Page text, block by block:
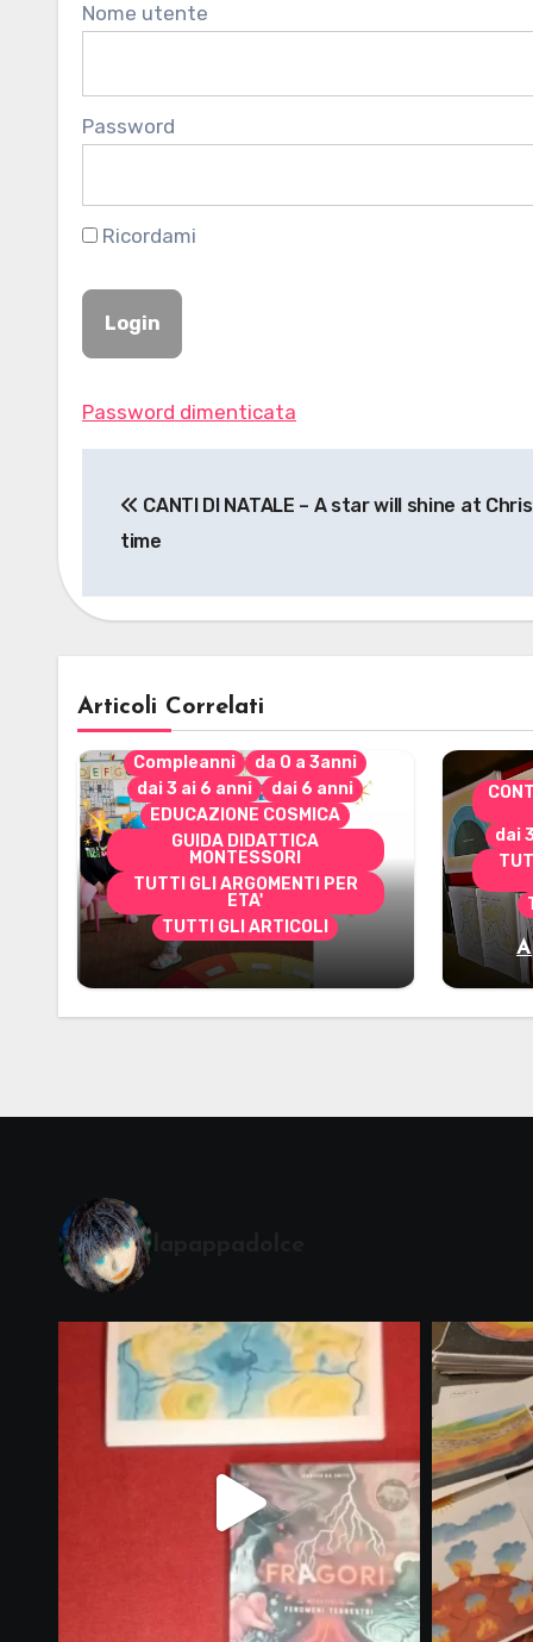
Nome utente
Password
Ricordami
Password dimenticata
articoli
CANTI DI NATALE – A star will shine at
time
Articoli Correlati
Compleanni
da 0 a 3anni
dai 3 ai 6 anni
dai 6 anni
EDUCAZIONE COSMICA
GUIDA DIDATTICA
MONTESSORI
TUTTI GLI ARGOMENTI PER
ETA'
TUTTI GLI ARTICOLI
Alcuni materiali per
accompagnare la
Cerimonia del Sole
dai